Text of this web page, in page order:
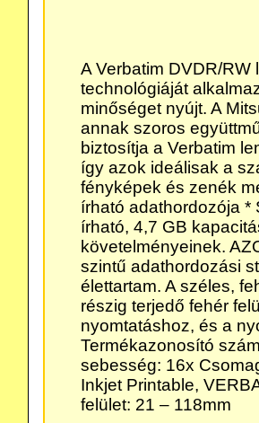
A Verbatim DVDR/RW
technológiáját
minőséget nyújt. A
annak szoros
biztosítja a Verbatim
így azok ideálisak a
fényképek és zenék
írható adathordozója *
írható, 4,7 GB
követelményeinek.
szintű adathordozási
élettartam. A széles,
részig terjedő fehér
nyomtatáshoz, és a
Termékazonosító
sebesség: 16x
Inkjet Printable,
felület: 21 – 118mm